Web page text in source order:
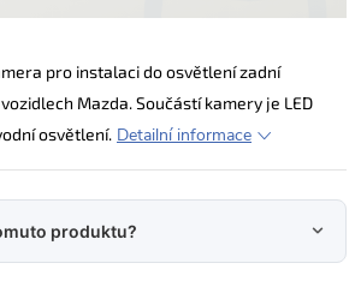
pro instalaci do osvětlení zadní
Mazda. Součástí kamery je LED
osvětlení. Detailní informace
produktu?